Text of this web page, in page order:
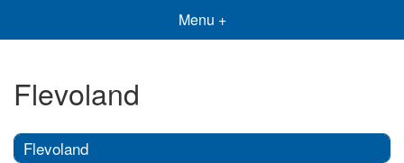
Menu +
Flevoland
Flevoland